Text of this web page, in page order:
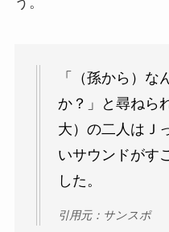
「（孫から）な
か？」と尋ねら
大）の二人はＪ
いサウンドがす
した。
引用元：サンスポ